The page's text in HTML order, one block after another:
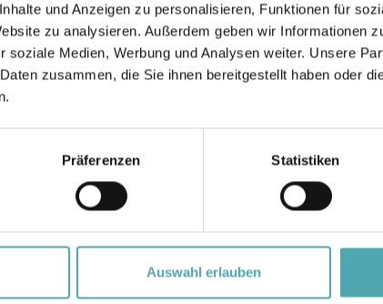
und Anzeigen zu personalisieren, Funktionen für
zu analysieren. Außerdem geben wir Informationen
soziale Medien, Werbung und Analysen weiter. Unsere
zusammen, die Sie ihnen bereitgestellt haben oder
Präferenzen Statistiken
Auswahl erlauben
Was kostet
Mit unserem
Angebot.
Fenster